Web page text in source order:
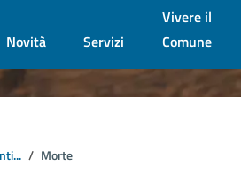
Novità Servizi
Vivere il
Comune
Morte